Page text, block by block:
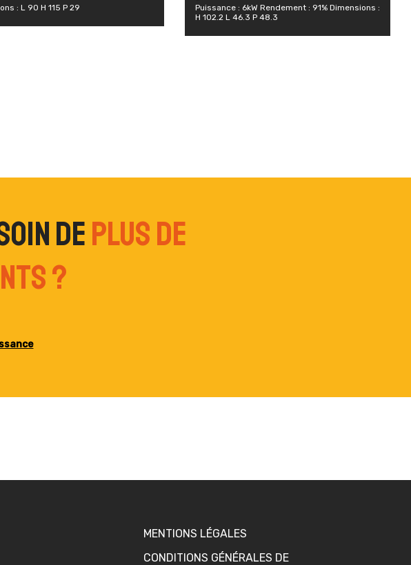
: L 90 H 115 P 29 Puissance : 6kW Rendement : 91% Dimensions :
H 102.2 L 46.3 P 48.3
deplus de
?
MENTIONS LÉGALES
CONDITIONS GÉNÉRALES DE